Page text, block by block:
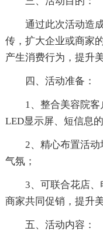
通过此次活动造成
传，扩大企业或商家
产生消费行为，提升
四、活动准备：
1、整合美容院客户
LED显示屏、短信息
2、精心布置活动
气氛；
3、可联合花店、
商家共同促销，提升
五、活动内容：